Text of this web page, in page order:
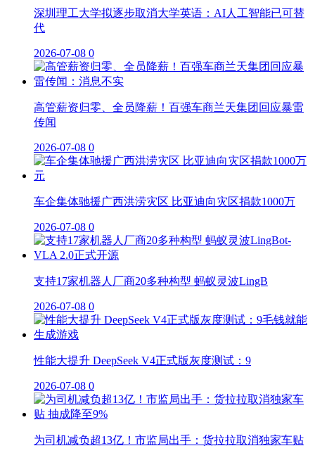
深圳理工大学拟逐步取消大学英语：AI人工智能已可替
代
2026-07-08 0
高管薪资归零、全员降薪！百强车商兰天集团回应暴雷
传闻
2026-07-08 0
车企集体驰援广西洪涝灾区 比亚迪向灾区捐款1000万
2026-07-08 0
支持17家机器人厂商20多种构型 蚂蚁灵波LingB
2026-07-08 0
性能大提升 DeepSeek V4正式版灰度测试：9
2026-07-08 0
为司机减负超13亿！市监局出手：货拉拉取消独家车贴